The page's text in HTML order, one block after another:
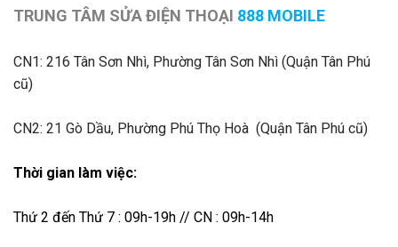
TRUNG TÂM SỬA ĐIỆN THOẠI 888 MOBILE
CN1: 216 Tân Sơn Nhì, Phường Tân Sơn Nhì (Quận Tân Phú
cũ)
CN2: 21 Gò Dầu, Phường Phú Thọ Hoà (Quận Tân Phú cũ)
Thời gian làm việc:
Thứ 2 đến Thứ 7 : 09h-19h // CN : 09h-14h